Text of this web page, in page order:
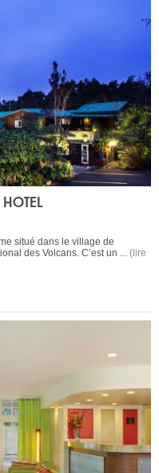
situé dans le village de
des Volcans. C’est un ... (lire